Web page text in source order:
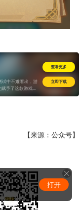
试中不难看出，游
予了这款游戏一
了一款2023年手
查看更多
立即下载
【来源：公众号】
打开